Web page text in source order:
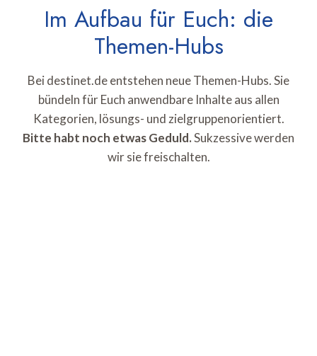
Im Aufbau für Euch: die
Themen-Hubs
Bei destinet.de entstehen neue Themen-Hubs. Sie
bündeln für Euch anwendbare Inhalte aus allen
Kategorien, lösungs- und zielgruppenorientiert.
Bitte habt noch etwas Geduld.Sukzessive werden
wir sie freischalten.